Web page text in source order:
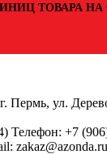
ТОВАРА НА
г. Пермь, ул.
Телефон: +7
zakaz@azonda.ru